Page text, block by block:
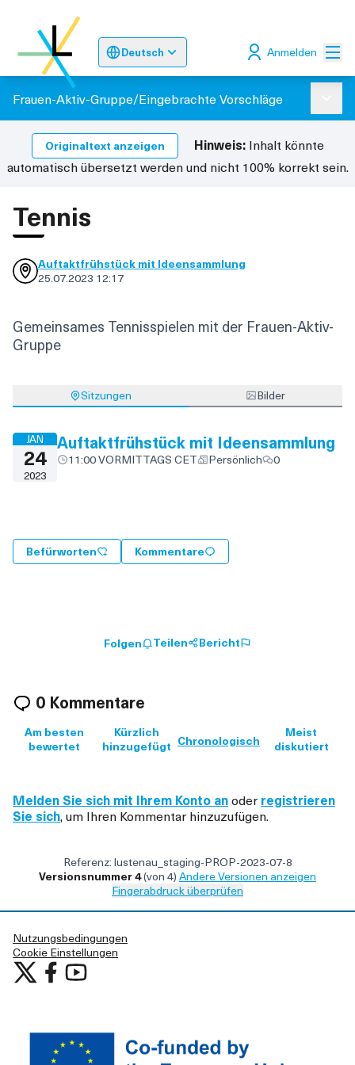
Deutsch
Sprache wählen Choose languageOdaberite
Anmelden
Frauen-Aktiv-Gruppe/Eingebrachte Vorschläge
Originaltext anzeigen Hinweis:Inhalt könnte
automatisch übersetzt werden und nicht 100% korrekt sein.
Tennis
Auftaktfrühstück mit Ideensammlung
25.07.2023 12:17
Gemeinsames Tennisspielen mit der Frauen-Aktiv-
Gruppe
Sitzungen Bilder
JAN
24
2023
Auftaktfrühstück mit Ideensammlung
11:00 VORMITTAGS CET Persönlich 0
Befürworten Kommentare
Folgen Teilen Bericht
0 Kommentare
Am besten
bewertet
Kürzlich
hinzugefügt Chronologisch
Meist
diskutiert
Melden Sie sich mit Ihrem Konto anoder registrieren
Sie sich, um Ihren Kommentar hinzuzufügen.
Referenz: lustenau_staging-PROP-2023-07-8
Versionsnummer 4(von 4)
Andere Versionen anzeigen
Fingerabdruck überprüfen
Nutzungsbedingungen
Cookie Einstellungen
Mitgestalten in Lustenau auf X
Mitgestalten in Lustenau auf Facebook
Mitgestalten in Lustenau auf YouTube